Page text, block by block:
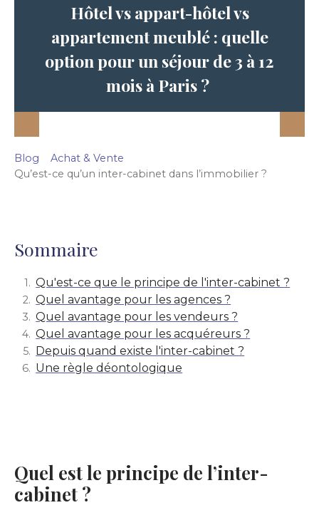
Hôtel vs appart-hôtel vs
appartement meublé : quelle
option pour un séjour de 3 à 12
mois à Paris ?
Blog
Achat & Vente
Qu’est-ce qu’un inter-cabinet dans l’immobilier ?
Sommaire
Qu'est-ce que le principe de l'inter-cabinet ?
Quel avantage pour les agences ?
Quel avantage pour les vendeurs ?
Quel avantage pour les acquéreurs ?
Depuis quand existe l'inter-cabinet ?
Une règle déontologique
Quel est le principe de l’inter-
cabinet ?